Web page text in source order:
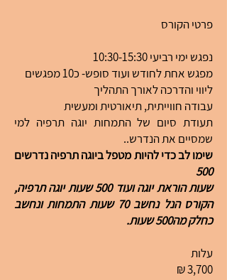
פרטי הקורס
נפגש ימי רביעי 10:30-15:30
מפגש אחת לחודש ועוד סופש- כ10 מפגשים
ליווי והדרכה לאורך התהליך
עבודה חווייתית, תיאורטית ומעשית
תעודת סיום של התמחות יוגה תרפיה למי
שמסיים את הנדרש..
שימו לב כדי להיות מטפל ביוגה תרפיה נדרשים
500
שעות הוראת יוגה ועוד 500 שעות יוגה תרפיה,
הקורס הנל נחשב 70 שעות התמחות ונחשב
כחלק מה500 שעות.
עלות
3,700 ₪